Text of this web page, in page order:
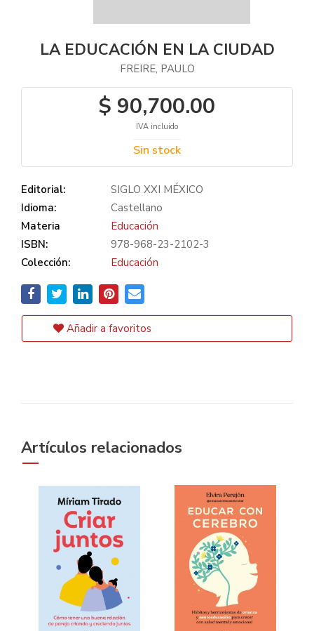
LA EDUCACIÓN EN LA CIUDAD
FREIRE, PAULO
$ 90,700.00
IVA incluido
Sin stock
Editorial:
SIGLO XXI MÉXICO
Idioma:
Castellano
Materia
Educación
ISBN:
978-968-23-2102-3
Colección:
Educación
Añadir a favoritos
Artículos relacionados